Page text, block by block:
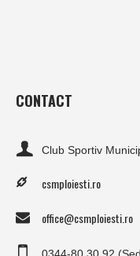
CONTACT
Club Sportiv
csmploiesti.ro
office@csmploiesti.ro